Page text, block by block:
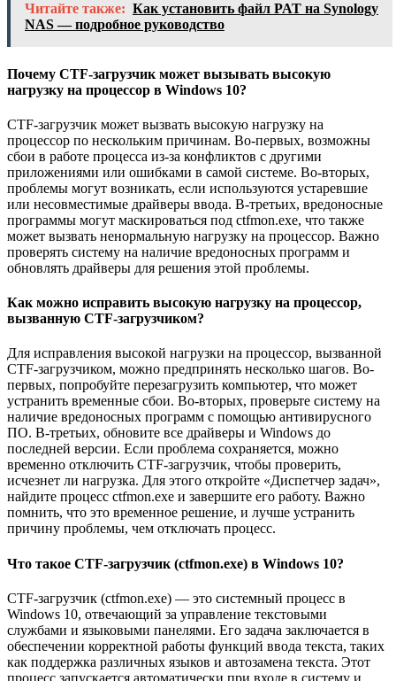
Читайте также: Как установить файл PAT на Synology
NAS — подробное руководство
Почему CTF-загрузчик может вызывать высокую
нагрузку на процессор в Windows 10?
CTF-загрузчик может вызвать высокую нагрузку на
процессор по нескольким причинам. Во-первых, возможны
сбои в работе процесса из-за конфликтов с другими
приложениями или ошибками в самой системе. Во-вторых,
проблемы могут возникать, если используются устаревшие
или несовместимые драйверы ввода. В-третьих, вредоносные
программы могут маскироваться под ctfmon.exe, что также
может вызвать ненормальную нагрузку на процессор. Важно
проверять систему на наличие вредоносных программ и
обновлять драйверы для решения этой проблемы.
Как можно исправить высокую нагрузку на процессор,
вызванную CTF-загрузчиком?
Для исправления высокой нагрузки на процессор, вызванной
CTF-загрузчиком, можно предпринять несколько шагов. Во-
первых, попробуйте перезагрузить компьютер, что может
устранить временные сбои. Во-вторых, проверьте систему на
наличие вредоносных программ с помощью антивирусного
ПО. В-третьих, обновите все драйверы и Windows до
последней версии. Если проблема сохраняется, можно
временно отключить CTF-загрузчик, чтобы проверить,
исчезнет ли нагрузка. Для этого откройте «Диспетчер задач»,
найдите процесс ctfmon.exe и завершите его работу. Важно
помнить, что это временное решение, и лучше устранить
причину проблемы, чем отключать процесс.
Что такое CTF-загрузчик (ctfmon.exe) в Windows 10?
CTF-загрузчик (ctfmon.exe) — это системный процесс в
Windows 10, отвечающий за управление текстовыми
службами и языковыми панелями. Его задача заключается в
обеспечении корректной работы функций ввода текста, таких
как поддержка различных языков и автозамена текста. Этот
процесс запускается автоматически при входе в систему и